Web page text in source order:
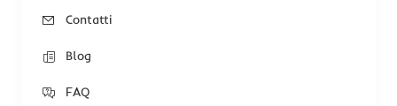
Contatti
Blog
FAQ